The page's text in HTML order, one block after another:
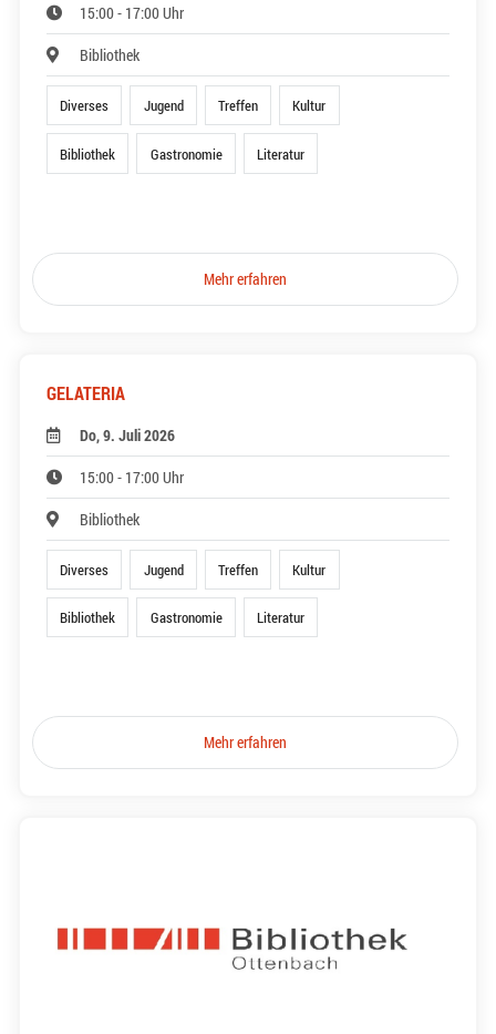
15:00 - 17:00 Uhr
Bibliothek
Diverses Jugend Treffen Kultur
Bibliothek Gastronomie Literatur
Mehr erfahren
GELATERIA
Do, 9. Juli 2026
15:00 - 17:00 Uhr
Bibliothek
Diverses Jugend Treffen Kultur
Bibliothek Gastronomie Literatur
Mehr erfahren